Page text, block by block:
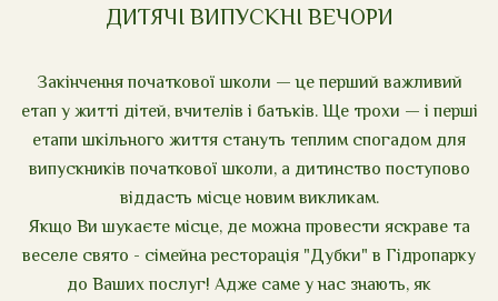
ДИТЯЧІ ВИПУСКНІ ВЕЧОРИ
Закінчення початкової школи — це перший важливий
етап у житті дітей, вчителів і батьків. Ще трохи — і перші
етапи шкільного життя стануть теплим спогадом для
випускників початкової школи, а дитинство поступово
віддасть місце новим викликам.
Якщо Ви шукаєте місце, де можна провести яскраве та
веселе свято - сімейна ресторація "Дубки" в Гідропарку
до Ваших послуг! Адже саме у нас знають, як